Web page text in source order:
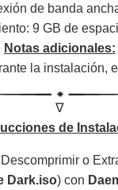
de banda
9 GB de
Notas adicionales:
la instalación,
∇
de
o
Dark.iso) con